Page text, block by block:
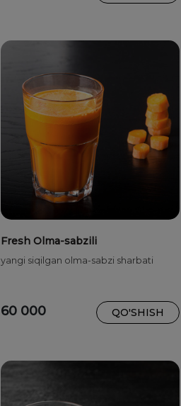
Fresh Olma-sabzili
yangi siqilgan olma-sabzi sharbati
60 000 QO'SHISH